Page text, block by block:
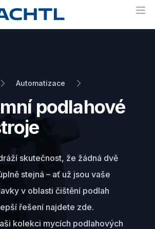
Automatizace
podlahové
skutečnost, že žádná dvě
stejná – ať už jsou vaše
v oblasti čištění podlah
řešení najdete zde.
kolekci mycích podlahových